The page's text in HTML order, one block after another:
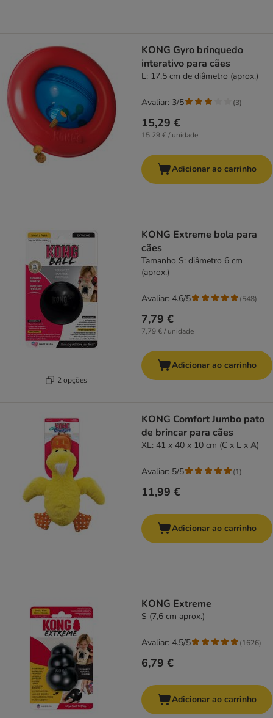
KONG Gyro brinquedo
interativo para cães
L: 17,5 cm de diâmetro (aprox.)
15,29 €
15,29 € / unidade
Avaliar: 3/5 (3)
Adicionar ao carrinho
2 opções
KONG Extreme bola para
cães
Tamanho S: diâmetro 6 cm
(aprox.)
7,79 €
7,79 € / unidade
Avaliar: 4.6/5 (548)
Adicionar ao carrinho
KONG Comfort Jumbo pato
de brincar para cães
XL: 41 x 40 x 10 cm (C x L x A)
11,99 €
Avaliar: 5/5 (1)
Adicionar ao carrinho
KONG Extreme
S (7,6 cm aprox.)
6,79 €
Avaliar: 4.5/5 (1626)
Adicionar ao carrinho